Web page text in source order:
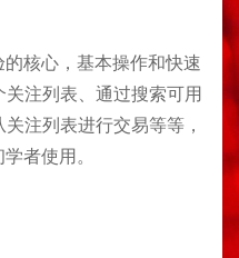
核心，基本操作和快速
注列表、通过搜索可用
注列表进行交易等等，
者使用。